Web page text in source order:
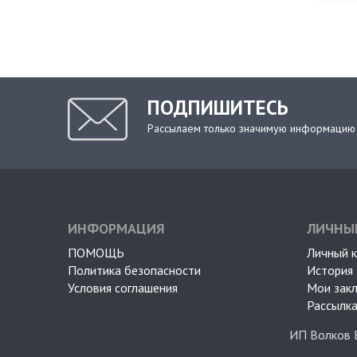
ПОДПИШИТЕСЬ
Рассылаем только значимую информацию
ИНФОРМАЦИЯ
ПОМОЩЬ
Политика безопасности
Условия соглашения
Личный
История
Мои
ИП Волков